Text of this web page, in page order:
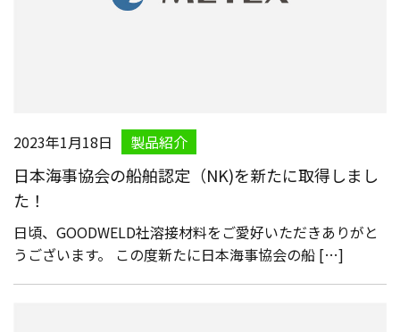
2023年1月18日 製品紹介
日本海事協会の船舶認定（NK)を新たに取得しまし
た！
日頃、GOODWELD社溶接材料をご愛好いただきありがと
うございます。 この度新たに日本海事協会の船 […]